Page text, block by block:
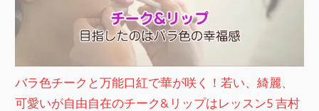
バラ色チークと万能口紅で華が咲く！若い、綺麗、
可愛いが自由自在のチーク&リップはレッスン5 吉村